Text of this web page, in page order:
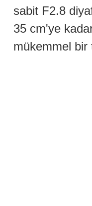
sabit F2.8
35 cm'ye
mükemmel bir